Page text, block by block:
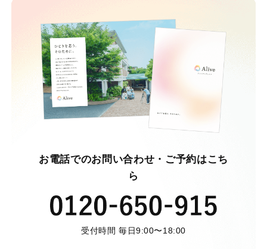
お電話でのお問い合わせ・ご予約はこち
ら
受付時間 毎日9:00〜18:00